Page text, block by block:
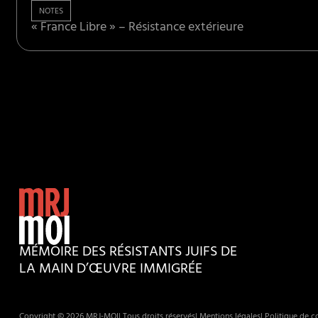
NOTES
« France Libre » – Résistance extérieure
MÉMOIRE DES RÉSISTANTS JUIFS DE
LA MAIN D’ŒUVRE IMMIGRÉE